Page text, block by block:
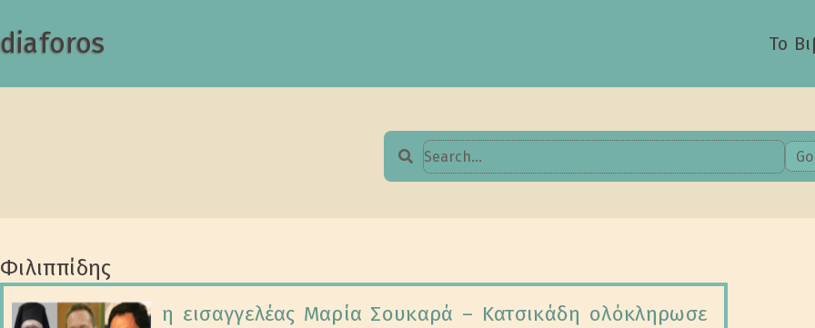
diaforos Το
Search
Go
Φιλιππίδης
η εισαγγελέας Μαρία Σουκαρά – Κατσικάδη ολόκληρωσε